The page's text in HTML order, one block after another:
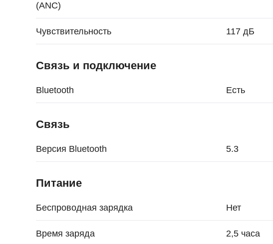
(ANC)
Чувствительность 117 дБ
Связь и подключение
Bluetooth Есть
Связь
Версия Bluetooth 5.3
Питание
Беспроводная зарядка Нет
Время заряда 2,5 часа